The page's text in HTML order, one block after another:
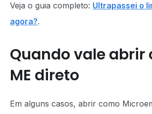
Veja o guia completo: Ultrapassei o
agora?.
Quando vale abrir
ME direto
Em alguns casos, abrir como